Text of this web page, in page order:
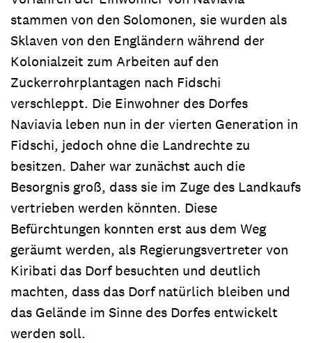
stammen von den Solomonen, sie wurden als
Sklaven von den Engländern während der
Kolonialzeit zum Arbeiten auf den
Zuckerrohrplantagen nach Fidschi
verschleppt. Die Einwohner des Dorfes
Naviavia leben nun in der vierten Generation in
Fidschi, jedoch ohne die Landrechte zu
besitzen. Daher war zunächst auch die
Besorgnis groß, dass sie im Zuge des Landkaufs
vertrieben werden könnten. Diese
Befürchtungen konnten erst aus dem Weg
geräumt werden, als Regierungsvertreter von
Kiribati das Dorf besuchten und deutlich
machten, dass das Dorf natürlich bleiben und
das Gelände im Sinne des Dorfes entwickelt
werden soll.